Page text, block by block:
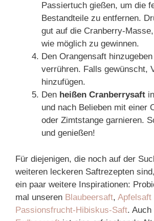
Passiertuch gießen, um die
Bestandteile zu entfernen.
gut auf die Cranberry-
wie möglich zu gewinnen.
Den Orangensaft
verrühren. Falls gewünscht,
hinzufügen.
Den heißen Cranberrysaft
und nach Belieben mit einer
oder Zimtstange garnieren.
und genießen!
Für diejenigen, die noch auf der
weiteren leckeren Saftrezepten
ein paar weitere Inspirationen:
mal unseren Blaubeersaft, Apfelsaft
Passionsfrucht-Hibiskus-Saft. Auch